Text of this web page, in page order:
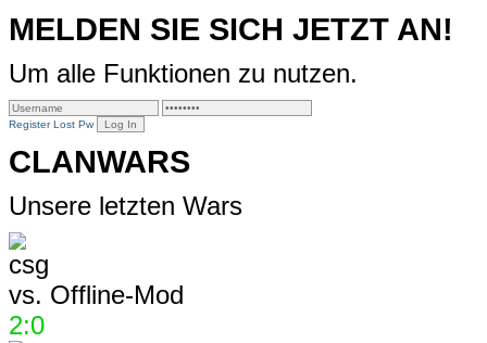
MELDEN SIE SICH JETZT AN!
Um alle Funktionen zu nutzen.
Register Lost Pw
CLANWARS
Unsere letzten Wars
vs. Offline-Mod
2:0